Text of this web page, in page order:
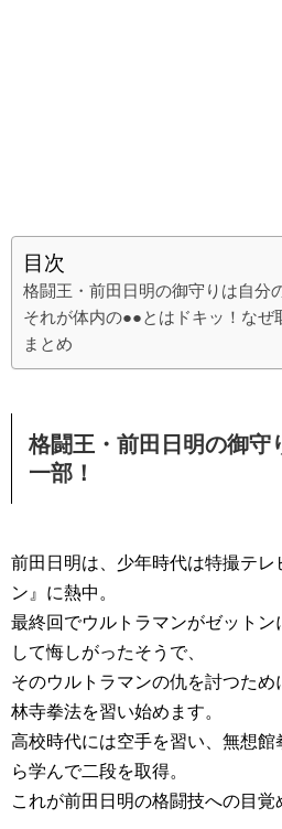
目次
格闘王・前田日明の御守りは自分
それが体内の●●とはドキッ！なぜ
まとめ
格闘王・前田日明の御守
一部！
前田日明は、少年時代は特撮テレ
ン』に熱中。
最終回でウルトラマンがゼット
して悔しがったそうで、
そのウルトラマンの仇を討つた
林寺拳法を習い始めます。
高校時代には空手を習い、無想
ら学んで二段を取得。
これが前田日明の格闘技への目覚